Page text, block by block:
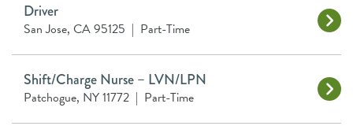
Driver
San Jose, CA 95125 | Part-Time
Shift/Charge Nurse – LVN/LPN
Patchogue, NY 11772 | Part-Time